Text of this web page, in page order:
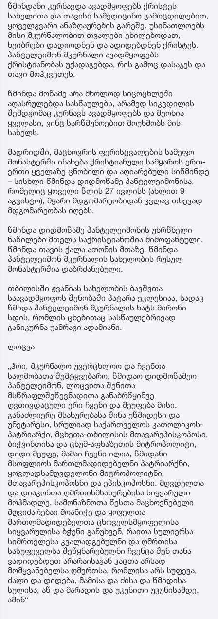
წმინდანი კურნავდა ავადმყოფებს ქრისტეს
სახელითა და თავისი სამედიცინო გამოცდილებით,
ყოველგვარი ანაზღაურების გარეშე. უსინათლოებს
მისი მკურნალობით თვალები ეხილებოდათ,
ხეიბრები დადიოდნენ და ადიდებდნენ ქრისტეს.
პანტელეიმონ მკურნალი ავადმყოფებს
ქრისტიანობას უქადაგებდა, რის გამოც დასაჯეს და
თავი მოჰკვეთეს.
წმინდა მოწამე არა მხოლოდ სიცოცხლეში
აღასრულებდა სასწაულებს, არამედ სიკვდილის
შემდგომაც კურნავს ავადმყოფებს და მეოხია
ყველასი, ვინც სარწმუნოებით მოუხმობს მის
სახელს.
მადრიდში, მაცხოვრის ფერისცვალების სამეფო
მონასტერში ინახება ქრისტიანული სამყაროს ერთ-
ერთი ყველაზე ცნობილი და აღიარებული სიწმინდე
– სისხლი წმინდა დიდმოწამე პანტელეიმონისა,
რომელიც ყოველი წლის 27 ივლისს (ახლით 9
აგვისტო), მყარი მდგომარეობიდან კვლავ თხევად
მდგომარეობას იღებს.
წმინდა დიდმოწამე პანტელეიმონის უხრწნელი
ნაწილები მთელს საქრისტიანოშია მიმოფანტული.
წმინდა თავის ქალა ათონის მთაზე, წმინდა
პანტელეიმონ მკურნალის სახელობის რუსულ
მონასტერშია დაბრძანებული.
თბილისში ჟვანიას სახელობის ბავშვთა
საავადმყოფოს შენობაში პატარა ეკლესიაა, სადაც
წმიდა პანტელეიმონ მკურნალის ხატს მირონი
სდის, რომლის ცხებითაც სასწაულებრივად
განიკურნა უამრავი ადამიანი.
ლოცვა
„ჰოი, მკურნალო უვერცხლოო და ჩვენთა
სალმობათა შემტყვებარო, წმიდაო დიდმოწამეო
პანტელეიმონ, ლოცვითა შენითა
მსწრაფლშეწევნადითა განაბრწყინვე
ღვთივდაცული ერი ჩვენი და მეუფება მისი.
განაძლიერე მსახურებასა შინა უწმიდესი და
უნეტარესი, სრულიად საქართველოს კათოლიკოს-
პატრიარქი, მცხეთა-თბილისის მთავარეპისკოპოსი,
ბიჭვინთისა და ცხუმ-აფხაზეთის მიტროპოლიტი,
დიდი მეუფე, მამაი ჩვენი ილია, წმიდანი
მსოფლიოს მართლმადიდებელნი პატრიარქნი,
ყოვლადსამღვდელონი მიტროპოლიტნი,
მთავარეპისკოპოსნი და ეპისკოპოსნი. მღვდელთა
და დიაკონთა ღმრთისმსახურებისა სიყვარული
მოჰმადლე, სამონაზნოთა წესთა მაცხოვნებელი
მღვიძარებაი მოანიჭე და ყოველთა
მართლმადიდებელთა ცხოველსმყოფელისა
სიყვარულისა ბჭენი განუხვენ, რაითა სულიერსა
სიმრთელესა კვალადგებულნი და ღმრთისა
სასუფეველსა შეწყნარებულნი ჩვენცა შენ თანა
ვადიდებდეთ არარაისაგან კაცთა არსად
მომყვანებელსა ღმერთსა, რომლისა არს სუფევა,
ძალი და დიდება, მამისა და ძისა და წმიდისა
სულისა, აწ და მარადის და უკუნითი უკუნისამდე.
ამინ“